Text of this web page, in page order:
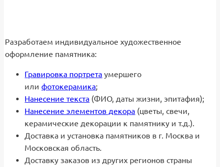
Разработаем индивидуальное художественное
оформление памятника:
Гравировка портрета умершего
илифотокерамика;
Нанесение текста (ФИО, даты жизни, эпитафия);
Нанесение элементов декора (цветы, свечи,
керамические декорации к памятнику и т.д.).
Доставка и установка памятников в г. Москва и
Московская область.
Доставку заказов из других регионов страны